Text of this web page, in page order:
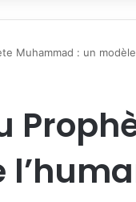
Muhammad : un